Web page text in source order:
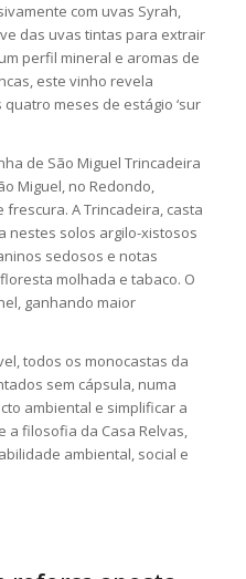
com uvas Syrah,
das uvas tintas para extrair
perfil mineral e aromas de
este vinho revela
meses de estágio ‘sur
de São Miguel Trincadeira
Miguel, no Redondo,
A Trincadeira, casta
nestes solos argilo-xistosos
sedosos e notas
molhada e tabaco. O
ganhando maior
todos os monocastas da
sem cápsula, numa
ambiental e simplificar a
a filosofia da Casa Relvas,
ambiental, social e